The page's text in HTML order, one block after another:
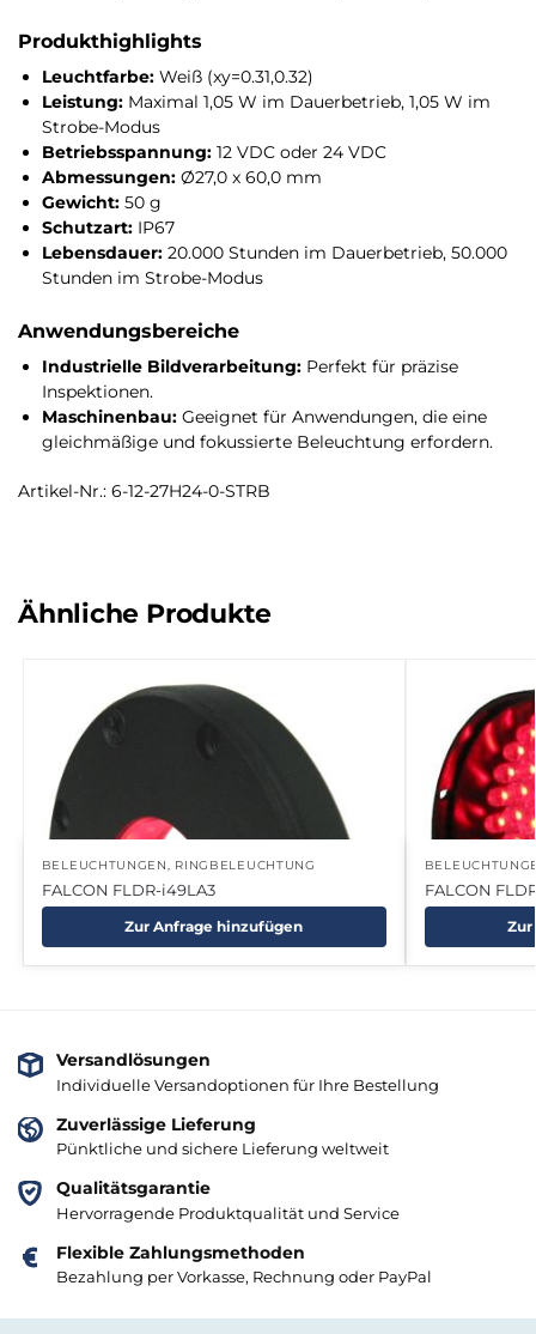
Produkthighlights
Leuchtfarbe: Weiß (xy=0.31,0.32)
Leistung: Maximal 1,05 W im Dauerbetrieb, 1,05 W im
Strobe-Modus
Betriebsspannung: 12 VDC oder 24 VDC
Abmessungen: Ø27,0 x 60,0 mm
Gewicht: 50 g
Schutzart: IP67
Lebensdauer: 20.000 Stunden im Dauerbetrieb, 50.000
Stunden im Strobe-Modus
Anwendungsbereiche
Industrielle Bildverarbeitung: Perfekt für präzise
Inspektionen.
Maschinenbau: Geeignet für Anwendungen, die eine
gleichmäßige und fokussierte Beleuchtung erfordern.
Artikel-Nr.: 6-12-27H24-0-STRB
Ähnliche Produkte
BELEUCHTUNGEN, RINGBELEUCHTUNG
FALCON FLDR-i49LA3
Zur Anfrage hinzufügen
FALCON
Versandlösungen
Individuelle Versandoptionen für Ihre Bestellung
Zuverlässige Lieferung
Pünktliche und sichere Lieferung weltweit
Qualitätsgarantie
Hervorragende Produktqualität und Service
Flexible Zahlungsmethoden
Bezahlung per Vorkasse, Rechnung oder PayPal